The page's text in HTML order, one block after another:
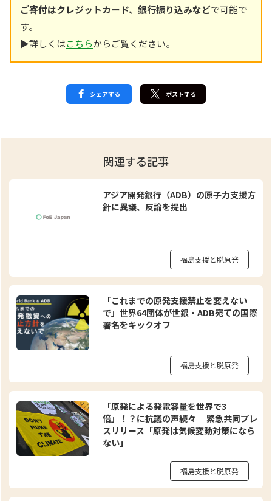
ご寄付はクレジットカード、銀行振り込みなどで可能で
す。
▶︎詳しくはこちらからご覧ください。
シェアする ポストする
関連する記事
アジア開発銀行（ADB）の原子力支援方
針に異議、反論を提出
福島支援と脱原発
「これまでの原発支援禁止を変えない
で」――世界64団体が世銀・ADB宛ての国際
署名をキックオフ
福島支援と脱原発
「原発による発電容量を世界で3
倍」！？に抗議の声続々 緊急共同プレ
スリリース「原発は気候変動対策になら
ない」
福島支援と脱原発